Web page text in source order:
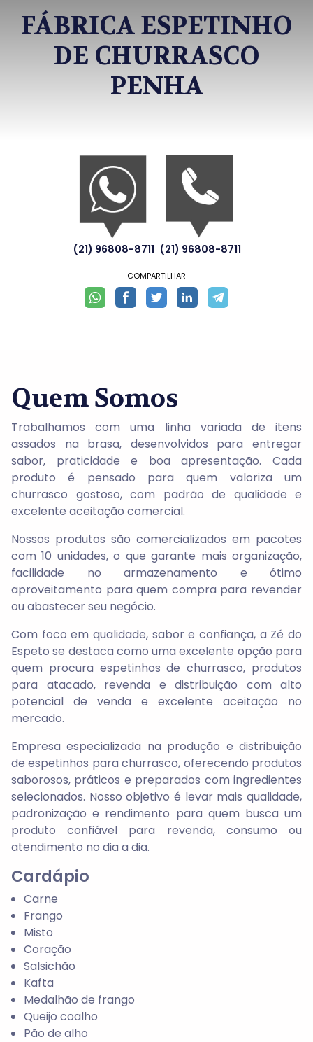
FÁBRICA ESPETINHO
DE CHURRASCO
PENHA
(21) 96808-8711 (21) 96808-8711
COMPARTILHAR
Quem Somos
Trabalhamos com uma linha variada de itens
assados na brasa, desenvolvidos para entregar
sabor, praticidade e boa apresentação. Cada
produto é pensado para quem valoriza um
churrasco gostoso, com padrão de qualidade e
excelente aceitação comercial.
Nossos produtos são comercializados em pacotes
com 10 unidades, o que garante mais organização,
facilidade no armazenamento e ótimo
aproveitamento para quem compra para revender
ou abastecer seu negócio.
Com foco em qualidade, sabor e confiança, a Zé do
Espeto se destaca como uma excelente opção para
quem procura espetinhos de churrasco, produtos
para atacado, revenda e distribuição com alto
potencial de venda e excelente aceitação no
mercado.
Empresa especializada na produção e distribuição
deespetinhos para churrasco, oferecendo produtos
saborosos, práticos e preparados com ingredientes
selecionados. Nosso objetivo é levar mais qualidade,
padronização e rendimento para quem busca um
produto confiável para revenda, consumo ou
atendimento no dia a dia.
Cardápio
Carne
Frango
Misto
Coração
Salsichão
Kafta
Medalhão de frango
Queijo coalho
Pão de alho